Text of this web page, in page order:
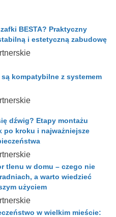
BESTA? Praktyczny
i estetyczną zabudowę
kompatybilne z systemem
dźwig? Etapy montażu
po kroku i najważniejsze
tlenu w domu – czego nie
a warto wiedzieć
użyciem
w wielkim mieście: